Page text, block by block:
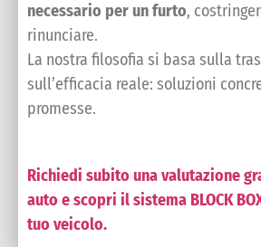
necessario per un furto,
rinunciare.
La nostra filosofia si basa sulla
sull’efficacia reale: soluzioni
promesse.
Richiedi subito una valutazione
auto e scopri il sistema BLOCK
tuo veicolo.